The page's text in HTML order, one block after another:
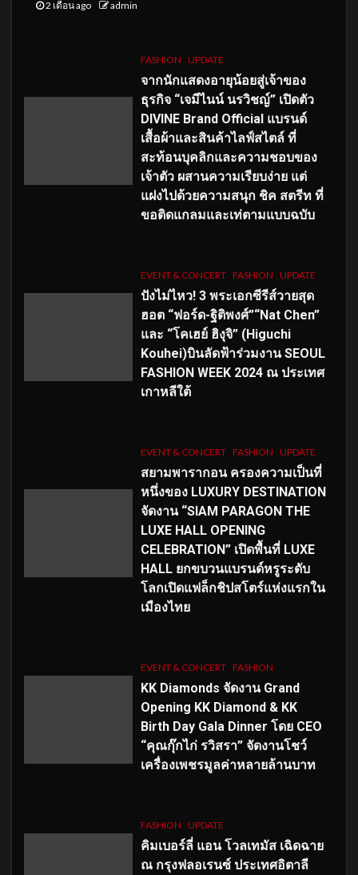
2 เดือน ago admin
FASHION UPDATE
จากนักแสดงอายุน้อยสู่เจ้าของ
ธุรกิจ “เจมีไนน์ นรวิชญ์” เปิดตัว
DIVINE Brand Official แบรนด์
เสื้อผ้าและสินค้าไลฟ์สไตล์ ที่
สะท้อนบุคลิกและความชอบของ
เจ้าตัว ผสานความเรียบง่าย แต่
แฝงไปด้วยความสนุก ชิค สตรีท ที่
ขอติดแกลมและเท่ตามแบบฉบับ
EVENT & CONCERT FASHION UPDATE
ปังไม่ไหว! 3 พระเอกซีรีส์วายสุด
ฮอต “ฟอร์ด-ฐิติพงศ์”“Nat Chen”
และ “โคเฮย์ ฮิงุจิ” (Higuchi
Kouhei)บินลัดฟ้าร่วมงาน SEOUL
FASHION WEEK 2024 ณ ประเทศ
เกาหลีใต้
EVENT & CONCERT FASHION UPDATE
สยามพารากอน ครองความเป็นที่
หนึ่งของ LUXURY DESTINATION
จัดงาน “SIAM PARAGON THE
LUXE HALL OPENING
CELEBRATION” เปิดพื้นที่ LUXE
HALL ยกขบวนแบรนด์หรูระดับ
โลกเปิดแฟล็กชิปสโตร์แห่งแรกใน
เมืองไทย
EVENT & CONCERT FASHION
KK Diamonds จัดงาน Grand
Opening KK Diamond & KK
Birth Day Gala Dinner โดย CEO
“คุณกุ๊กไก่ รวิสรา” จัดงานโชว์
เครื่องเพชรมูลค่าหลายล้านบาท
FASHION UPDATE
คิมเบอร์ลี่ แอน โวลเทมัส เฉิดฉาย
ณ กรุงฟลอเรนซ์ ประเทศอิตาลี